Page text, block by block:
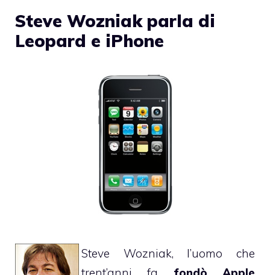
Steve Wozniak parla di
Leopard e iPhone
Steve Wozniak, l’uomo che